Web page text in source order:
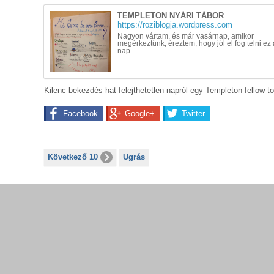
TEMPLETON NYÁRI TÁBOR
https://roziblogja.wordpress.com
Nagyon vártam, és már vasárnap, amikor
megérkeztünk, éreztem, hogy jól el fog telni ez
nap.
Kilenc bekezdés hat felejthetetlen napról egy Templeton fellow
Facebook Google+ Twitter
Következő 10 Ugrás